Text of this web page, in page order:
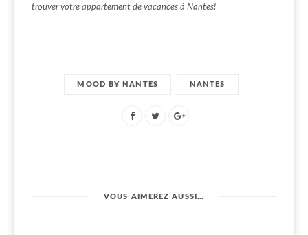
trouver votre appartement de vacances à Nantes!
MOOD BY NANTES NANTES
VOUS AIMEREZ AUSSI…